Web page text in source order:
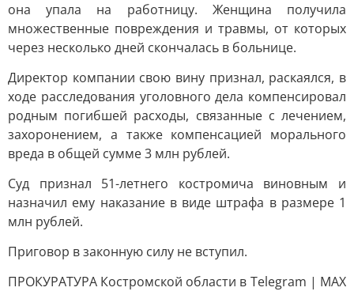
она упала на работницу. Женщина получила
множественные повреждения и травмы, от которых
через несколько дней скончалась в больнице.
Директор компании свою вину признал, раскаялся, в
ходе расследования уголовного дела компенсировал
родным погибшей расходы, связанные с лечением,
захоронением, а также компенсацией морального
вреда в общей сумме 3 млн рублей.
Суд признал 51-летнего костромича виновным и
назначил ему наказание в виде штрафа в размере 1
млн рублей.
Приговор в законную силу не вступил.
ПРОКУРАТУРА Костромской области в Telegram | MAX